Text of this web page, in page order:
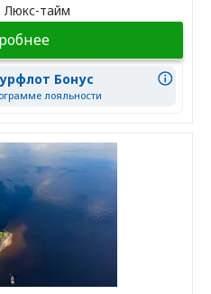
Люкс-тайм
Бонус
лояльности